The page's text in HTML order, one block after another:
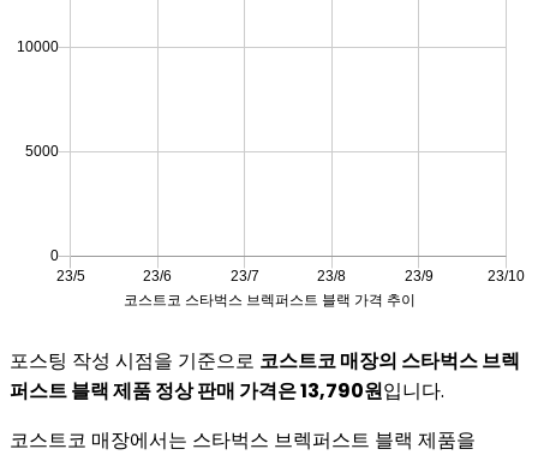
포스팅 작성 시점을 기준으로 코스트코 매장의 스타벅스 브렉
퍼스트 블랙 제품 정상 판매 가격은 13,790원입니다.
코스트코 매장에서는 스타벅스 브렉퍼스트 블랙 제품을